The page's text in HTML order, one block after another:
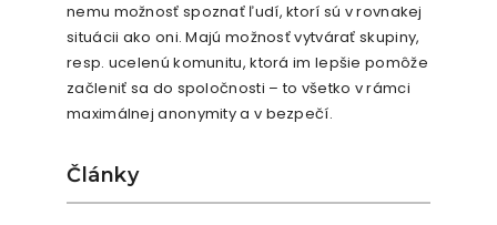
nemu možnosť spoznať ľudí, ktorí sú v rovnakej
situácii ako oni. Majú možnosť vytvárať skupiny,
resp. ucelenú komunitu, ktorá im lepšie pomôže
začleniť sa do spoločnosti – to všetko v rámci
maximálnej anonymity a v bezpečí.
Články